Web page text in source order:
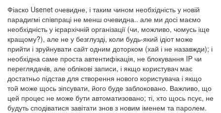
Фіаско Usenet очевидне, і таким чином необхідність у новій
парадигмі співпраці не менш очевидна.. але ми досі маємо
необхідність у ієрархічній організації (чи, можливо, чомусь іще
кращому?), але не у безглузді, коли будь-який ідіот може
прийти і зруйнувати сайт одним доторком (хай і не назавжди); і
необхідна саме проста автентифікація, не блокування IP чи
переглядачів, але облікові записи, і якщо користувач має
достатньо підстав для створення нового користувача і якщо
той може щось зіпсувати, його буде заблоковано. Важливо, що
цей процес не може бути автоматизовано; ті, хто щось псує, не
будуть сподіватися завітати знов з новим іменем та паролем.